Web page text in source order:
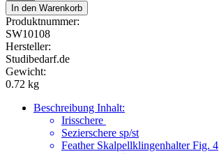
In den Warenkorb
Produktnummer:
SW10108
Hersteller:
Studibedarf.de
Gewicht:
0.72 kg
Beschreibung Inhalt:
Irisschere
Sezierschere sp/st
Feather Skalpellklingenhalter Fig. 4